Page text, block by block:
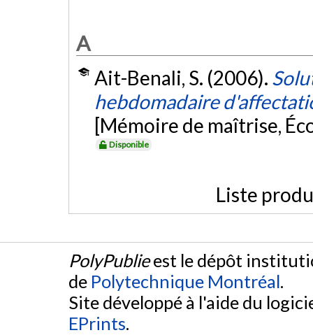
A
Ait-Benali, S. (2006).
hebdomadaire
[Mémoire de maîtrise,
Disponible
Liste
PolyPublieest le dépôt
de Polytechnique Montréal.
Site développé à l'aide du
EPrints.